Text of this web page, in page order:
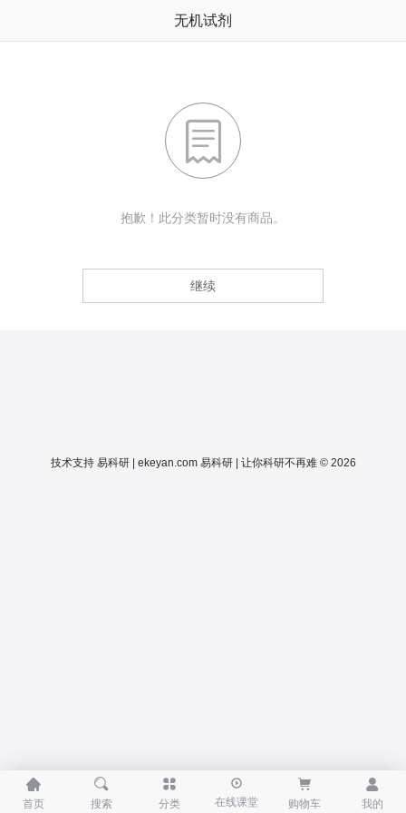
无机试剂

抱歉！此分类暂时没有商品。
继续
技术支持 易科研 | ekeyan.com易科研 | 让你科研不再难 © 2026

首页

搜索

分类 在线课堂

购物车

我的